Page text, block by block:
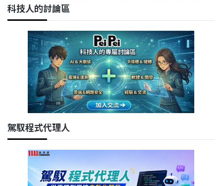
科技人的討論區
駕馭程式代理人